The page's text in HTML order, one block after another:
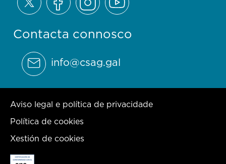
Contacta connosco
info@csag.gal
Aviso legal e política de privacidade
Política de cookies
Xestión de cookies